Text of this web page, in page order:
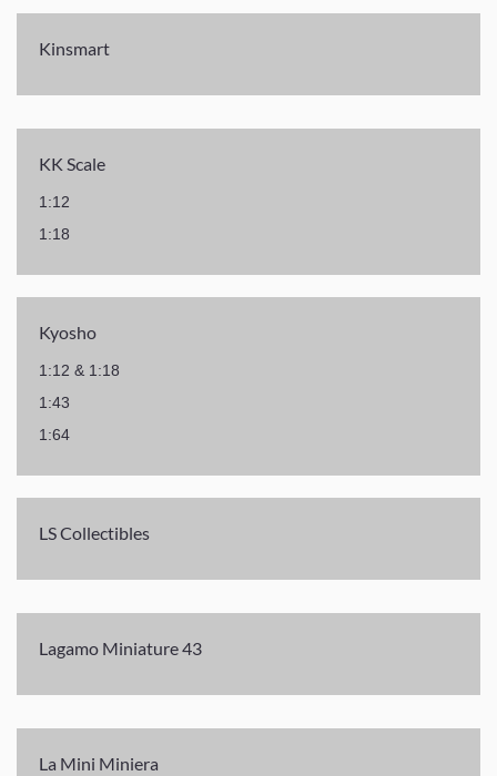
Kinsmart
KK Scale
1:12
1:18
Kyosho
1:12 & 1:18
1:43
1:64
LS Collectibles
Lagamo Miniature 43
La Mini Miniera